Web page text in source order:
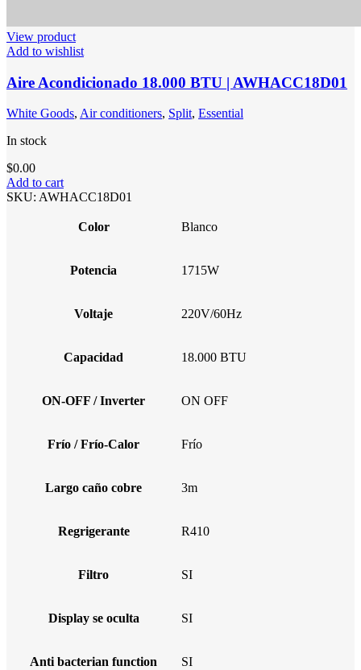
View product
Add to wishlist
Aire Acondicionado 18.000 BTU | AWHACC18D01
White Goods, Air conditioners, Split, Essential
In stock
$0.00
Add to cart
SKU: AWHACC18D01
Color Blanco
Potencia 1715W
Voltaje 220V/60Hz
Capacidad 18.000 BTU
ON-OFF / Inverter ON OFF
Frío / Frío-Calor Frío
Largo caño cobre 3m
Regrigerante R410
Filtro SI
Display se oculta SI
Anti bacterian function SI